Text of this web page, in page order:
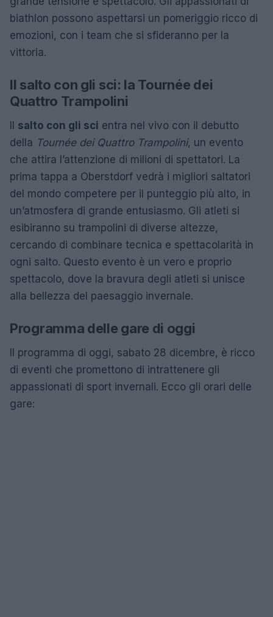
biathlon possono aspettarsi un pomeriggio ricco di
emozioni, con i team che si sfideranno per la
vittoria.
Il salto con gli sci: la Tournée dei
Quattro Trampolini
Il salto con gli sci entra nel vivo con il debutto
della Tournée dei Quattro Trampolini, un evento
che attira l’attenzione di milioni di spettatori. La
prima tappa a Oberstdorf vedrà i migliori saltatori
del mondo competere per il punteggio più alto, in
un’atmosfera di grande entusiasmo. Gli atleti si
esibiranno su trampolini di diverse altezze,
cercando di combinare tecnica e spettacolarità in
ogni salto. Questo evento è un vero e proprio
spettacolo, dove la bravura degli atleti si unisce
alla bellezza del paesaggio invernale.
Programma delle gare di oggi
Il programma di oggi, sabato 28 dicembre, è ricco
di eventi che promettono di intrattenere gli
appassionati di sport invernali. Ecco gli orari delle
gare: